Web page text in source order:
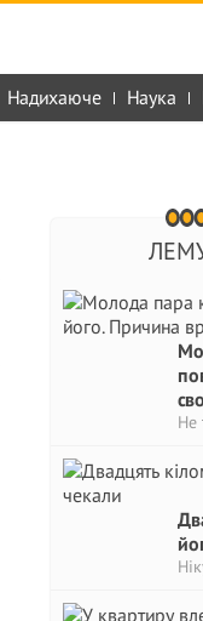
Надихаюче Наука
Не